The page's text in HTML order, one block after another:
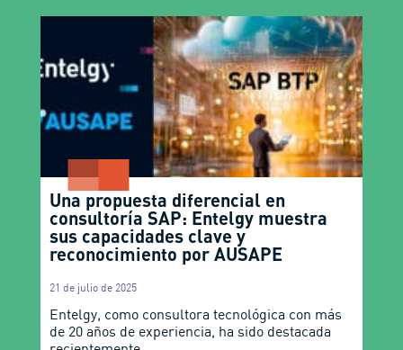
Una propuesta diferencial en
consultoría SAP: Entelgy muestra
sus capacidades clave y
reconocimiento por AUSAPE
21 de julio de 2025
Entelgy, como consultora tecnológica con más
de 20 años de experiencia, ha sido destacada